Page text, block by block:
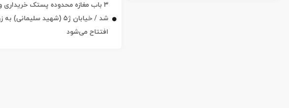
۳ باب مغازه محدوده پستک
شد / خیابان ژ۵ (شهید سلیمانی)
افتتاح می‌شود